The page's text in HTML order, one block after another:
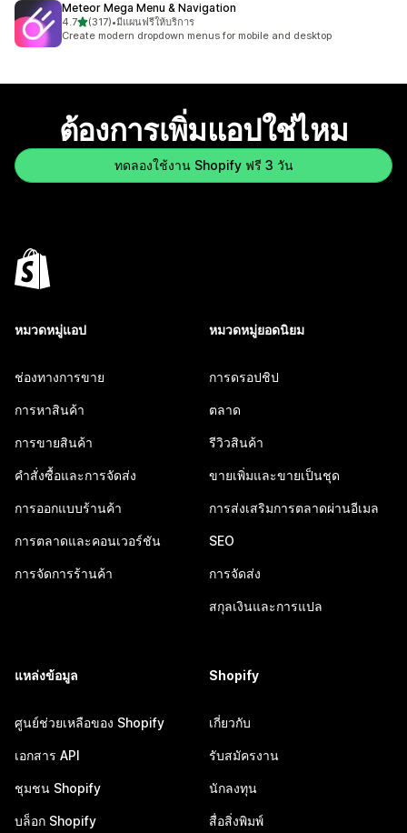
Meteor Mega Menu & Navigation
4.7เต็ม 5 ดาว
(317)
ทั้งหมด 317 รีวิว
•มีแผนฟรีให้บริการ
Create modern dropdown menus for mobile and desktop
ต้องการเพิ่มแอปใช่ไหม
ทดลองใช้งาน Shopify ฟรี 3 วัน
หมวดหมู่แอป
ช่องทางการขาย
การหาสินค้า
การขายสินค้า
คำสั่งซื้อและการจัดส่ง
การออกแบบร้านค้า
การตลาดและคอนเวอร์ชัน
การจัดการร้านค้า
หมวดหมู่ยอดนิยม
การดรอปชิป
ตลาด
รีวิวสินค้า
ขายเพิ่มและขายเป็นชุด
การส่งเสริมการตลาดผ่านอีเมล
SEO
การจัดส่ง
สกุลเงินและการแปล
แหล่งข้อมูล
ศูนย์ช่วยเหลือของ Shopify
เอกสาร API
ชุมชน Shopify
บล็อก Shopify
Shopify
เกี่ยวกับ
รับสมัครงาน
นักลงทุน
สื่อสิ่งพิมพ์